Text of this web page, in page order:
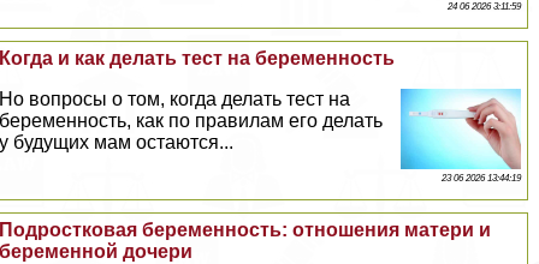
24 06 2026 3:11:59
Когда и как делать тест на беременность
Но вопросы о том, когда делать тест на
беременность, как по правилам его делать
у будущих мам остаются...
23 06 2026 13:44:19
Подростковая беременность: отношения матери и
беременной дочери